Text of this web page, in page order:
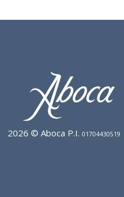
2026 © Aboca P.I. 01704430519